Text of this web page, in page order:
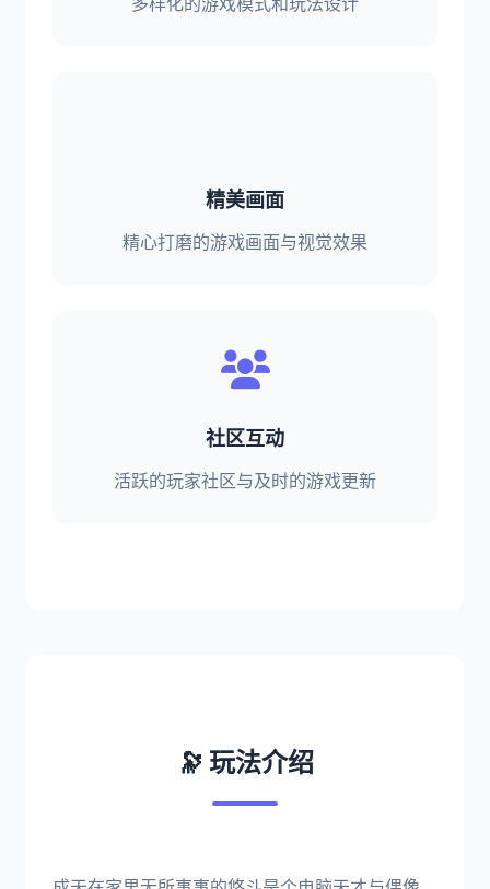
精美画面
精心打磨的游戏画面与视觉效果
社区互动
活跃的玩家社区与及时的游戏更新
🔭 玩法介绍